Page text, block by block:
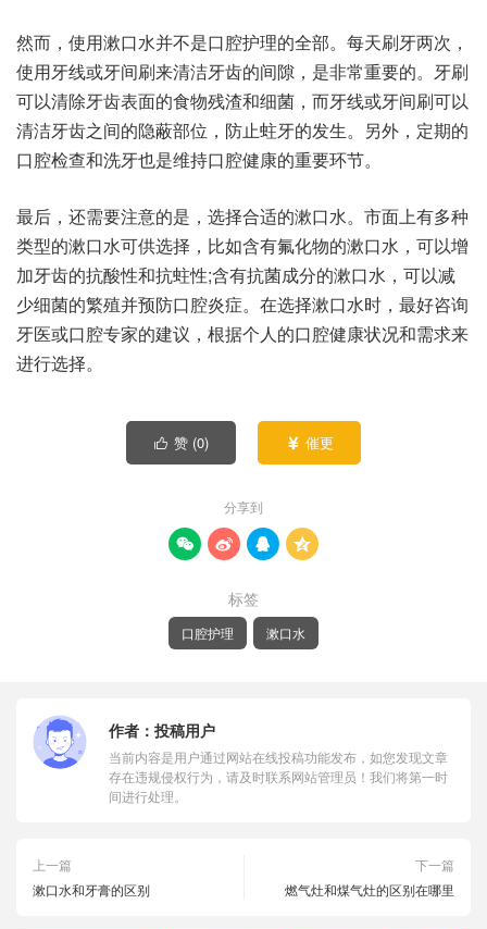
然而，使用漱口水并不是口腔护理的全部。每天刷牙两次，
使用牙线或牙间刷来清洁牙齿的间隙，是非常重要的。牙刷
可以清除牙齿表面的食物残渣和细菌，而牙线或牙间刷可以
清洁牙齿之间的隐蔽部位，防止蛀牙的发生。另外，定期的
口腔检查和洗牙也是维持口腔健康的重要环节。
最后，还需要注意的是，选择合适的漱口水。市面上有多种
类型的漱口水可供选择，比如含有氟化物的漱口水，可以增
加牙齿的抗酸性和抗蛀性;含有抗菌成分的漱口水，可以减
少细菌的繁殖并预防口腔炎症。在选择漱口水时，最好咨询
牙医或口腔专家的建议，根据个人的口腔健康状况和需求来
进行选择。
 赞 (0)  催更
分享到
   
标签
口腔护理 漱口水
作者： 投稿用户
当前内容是用户通过网站在线投稿功能发布，如您发现文章
存在违规侵权行为，请及时联系网站管理员！我们将第一时
间进行处理。
上一篇
漱口水和牙膏的区别
下一篇
燃气灶和煤气灶的区别在哪里